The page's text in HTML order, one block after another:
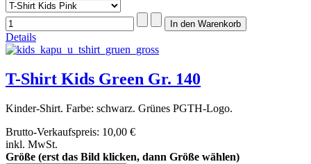
Details
T-Shirt Kids Green Gr. 140
Kinder-Shirt. Farbe: schwarz. Grünes PGTH-Logo.
Brutto-Verkaufspreis: 10,00 €
inkl. MwSt.
Größe (erst das Bild klicken, dann Größe wählen)